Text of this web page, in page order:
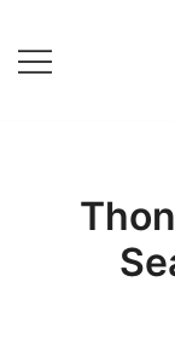
zum
Inhalt